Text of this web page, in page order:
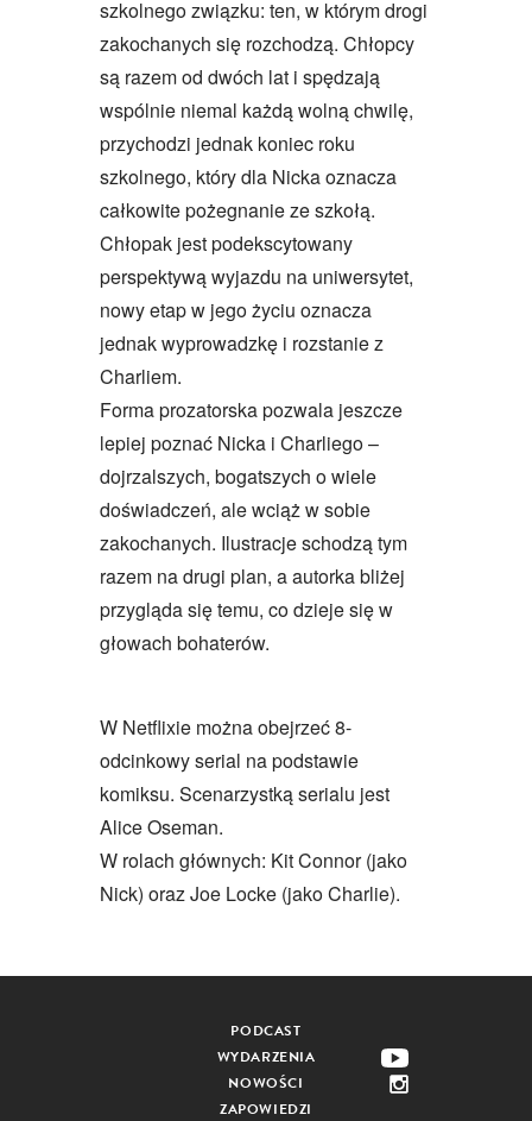
szkolnego związku: ten, w którym drogi
zakochanych się rozchodzą. Chłopcy
są razem od dwóch lat i spędzają
wspólnie niemal każdą wolną chwilę,
przychodzi jednak koniec roku
szkolnego, który dla Nicka oznacza
całkowite pożegnanie ze szkołą.
Chłopak jest podekscytowany
perspektywą wyjazdu na uniwersytet,
nowy etap w jego życiu oznacza
jednak wyprowadzkę i rozstanie z
Charliem.
Forma prozatorska pozwala jeszcze
lepiej poznać Nicka i Charliego –
dojrzalszych, bogatszych o wiele
doświadczeń, ale wciąż w sobie
zakochanych. Ilustracje schodzą tym
razem na drugi plan, a autorka bliżej
przygląda się temu, co dzieje się w
głowach bohaterów.
W Netflixie można obejrzeć 8-
odcinkowy serial na podstawie
komiksu. Scenarzystką serialu jest
Alice Oseman.
W rolach głównych: Kit Connor (jako
Nick) oraz Joe Locke (jako Charlie).
PODCAST
WYDARZENIA
NOWOŚCI
ZAPOWIEDZI